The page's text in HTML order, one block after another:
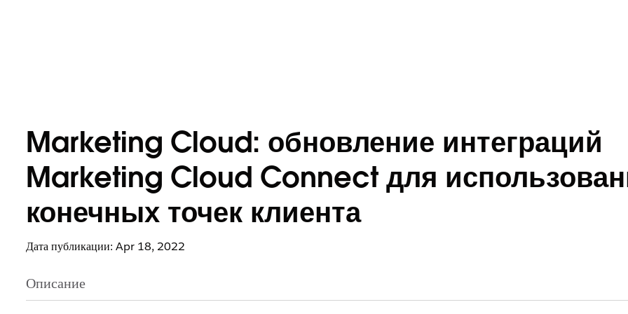
Marketing Cloud: обновление интеграций
Marketing Cloud Connect для
конечных точек клиента
Дата публикации: Apr 18, 2022
Описание